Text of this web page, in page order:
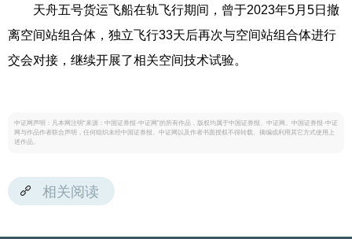
天舟五号货运飞船在轨飞行期间，曾于2023年5月5日撤
离空间站组合体，独立飞行33天后再次与空间站组合体进行
交会对接，继续开展了相关空间技术试验。
中证网声明：凡本网注明“来源：中国证券报·中证网”的所有作品，版权均属于中国证券报、中证网。中国证券报·中证
网与作品作者联合声明，任何组织未经中国证券报、中证网以及作者书面授权不得转载、摘编或利用其它方式使用上
述作品。
相关阅读